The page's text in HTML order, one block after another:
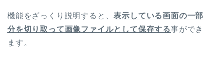
機能をざっくり説明すると、表示している画面の一部
分を切り取って画像ファイルとして保存する事ができ
ます。